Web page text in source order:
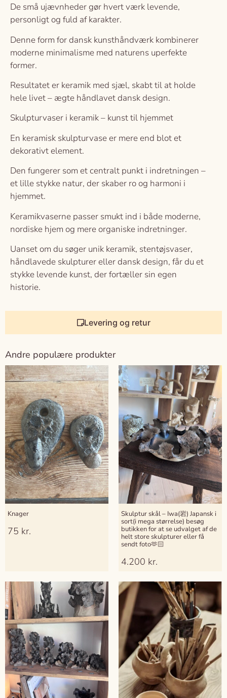
Levering og retur
De små ujævnheder gør hvert værk levende,
personligt og fuld af karakter.
Denne form for dansk kunsthåndværk kombinerer
moderne minimalisme med naturens uperfekte
former.
Resultatet er keramik med sjæl, skabt til at holde
hele livet – ægte håndlavet dansk design.
Skulpturvaser i keramik – kunst til hjemmet
En keramisk skulpturvase er mere end blot et
dekorativt element.
Den fungerer som et centralt punkt i indretningen –
et lille stykke natur, der skaber ro og harmoni i
hjemmet.
Keramikvaserne passer smukt ind i både moderne,
nordiske hjem og mere organiske indretninger.
Uanset om du søger unik keramik, stentøjsvaser,
håndlavede skulpturer eller dansk design, får du et
stykke levende kunst, der fortæller sin egen
historie.
Andre populære produkter
Knager
75 kr.
Skulptur skål – Iwa(岩) Japansk i
sort(i mega størrelse) besøg
butikken for at se udvalget af de
helt store skulpturer eller få
sendt foto🫶🏻
4.200 kr.